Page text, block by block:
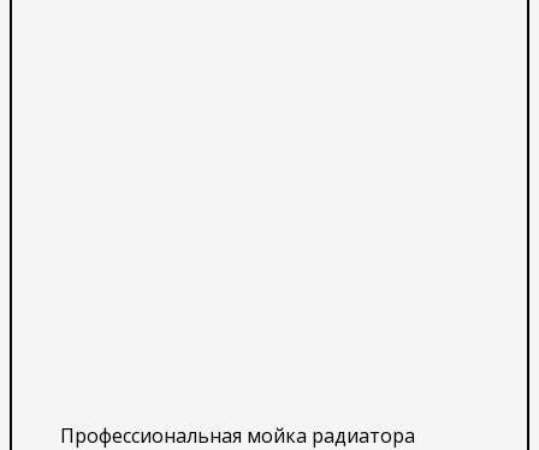
Профессиональная мойка радиатора